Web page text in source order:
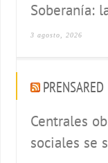
Soberanía:
3 agosto, 2026
PRENSARED
Centrales
sociales se